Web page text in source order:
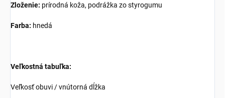
Zloženie: prírodná koža, podrážka zo styrogumu
Farba: hnedá
Veľkostná tabuľka:
Veľkosť obuvi / vnútorná dĺžka